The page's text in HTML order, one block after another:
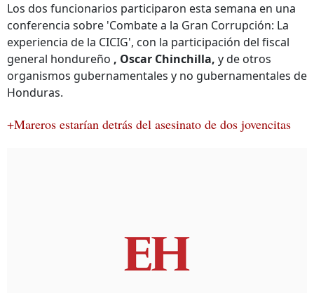
Los dos funcionarios participaron esta semana en una
conferencia sobre 'Combate a la Gran Corrupción: La
experiencia de la CICIG', con la participación del fiscal
general hondureño , Oscar Chinchilla, y de otros
organismos gubernamentales y no gubernamentales de
Honduras.
+Mareros estarían detrás del asesinato de dos jovencitas